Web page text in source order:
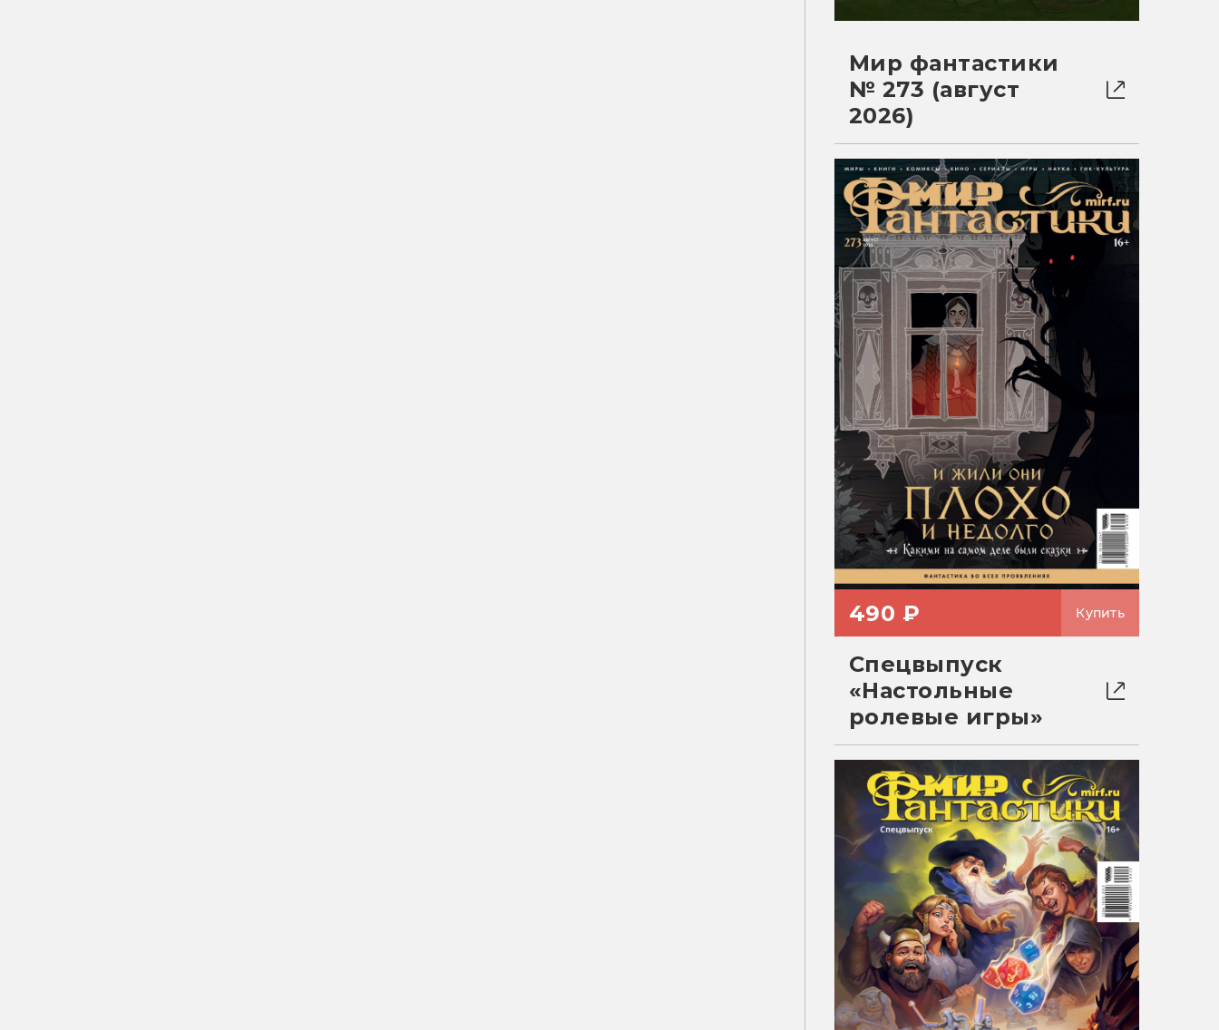
Мир фантастики
№ 273 (август
2026)
490 ₽ Купить
Спецвыпуск
«Настольные
ролевые игры»